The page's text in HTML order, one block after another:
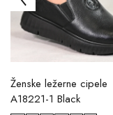
Ženske ležerne cipele
A18221-1 Black